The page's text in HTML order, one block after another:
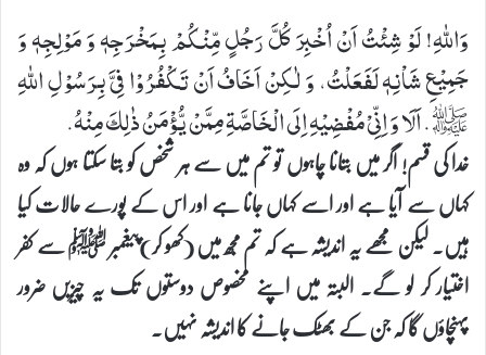
وَاللهِ! لَوْ شِئْتُ اَنْ اُخْبِرَ كُلَّ رَجُلٍ مِّنْكُمْ بِمَخْرَجِهٖ وَ مَوْلِجِهٖ وَ
جَمِیْعِ شَاْنِهٖ لَفَعَلْتُ، وَ لٰكِنْ اَخَافُ اَنْ تَكْفُرُوْا فِیَّ بِرَسُوْلِ اللهِ
ﷺ. اَلَا وَ اِنِّیْ مُفْضِیْهِ اِلَی الْخَاصَّةِ مِمَّنْ یُّؤْمَنُ ذٰلِكَ مِنْهُ.
خدا کی قسم! اگر میں بتانا چاہوں تو تم میں سے ہر شخص کو بتا سکتا ہوں کہ وہ
کہاں سے آیا ہے اور اسے کہاں جانا ہے اور اس کے پورے حالات کیا
ہیں۔ لیکن مجھے یہ اندیشہ ہے کہ تم مجھ میں (کھو کر)پیغمبر ﷺ سے کفر
اختیار کر لو گے۔ البتہ میں اپنے مخصوص دوستوں تک یہ چیزیں ضرور
پہنچاؤں گا کہ جن کے بھٹک جانے کا اندیشہ نہیں۔